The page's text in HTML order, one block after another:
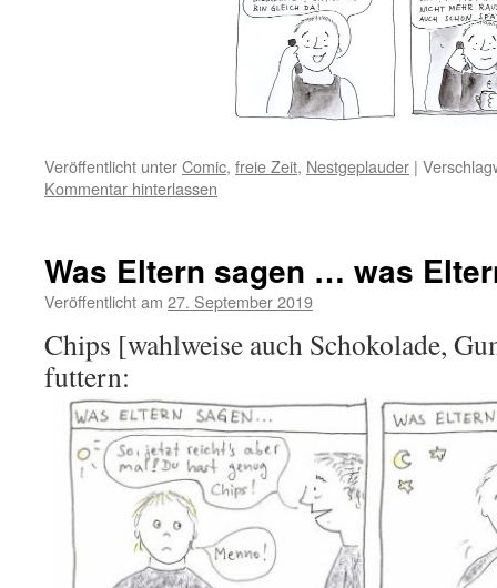
Veröffentlicht unterComic, freie Zeit, Nestgeplauder |
Kommentar hinterlassen
Was Eltern sagen … was
Veröffentlicht am 27. September 2019
Chips [wahlweise auch Schokolade,
futtern: